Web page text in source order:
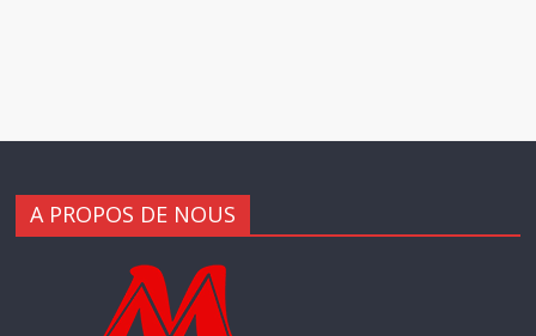
A PROPOS DE NOUS